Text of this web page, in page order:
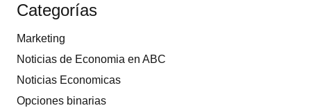
Categorías
Marketing
Noticias de Economia en ABC
Noticias Economicas
Opciones binarias